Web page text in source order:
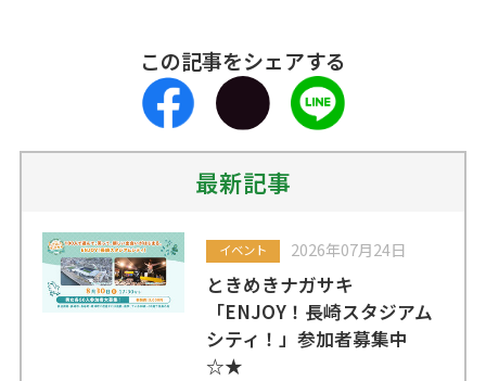
この記事をシェアする
最新記事
イベント 2026年07月24日
ときめきナガサキ
「ENJOY！長崎スタジアム
シティ！」参加者募集中
☆★